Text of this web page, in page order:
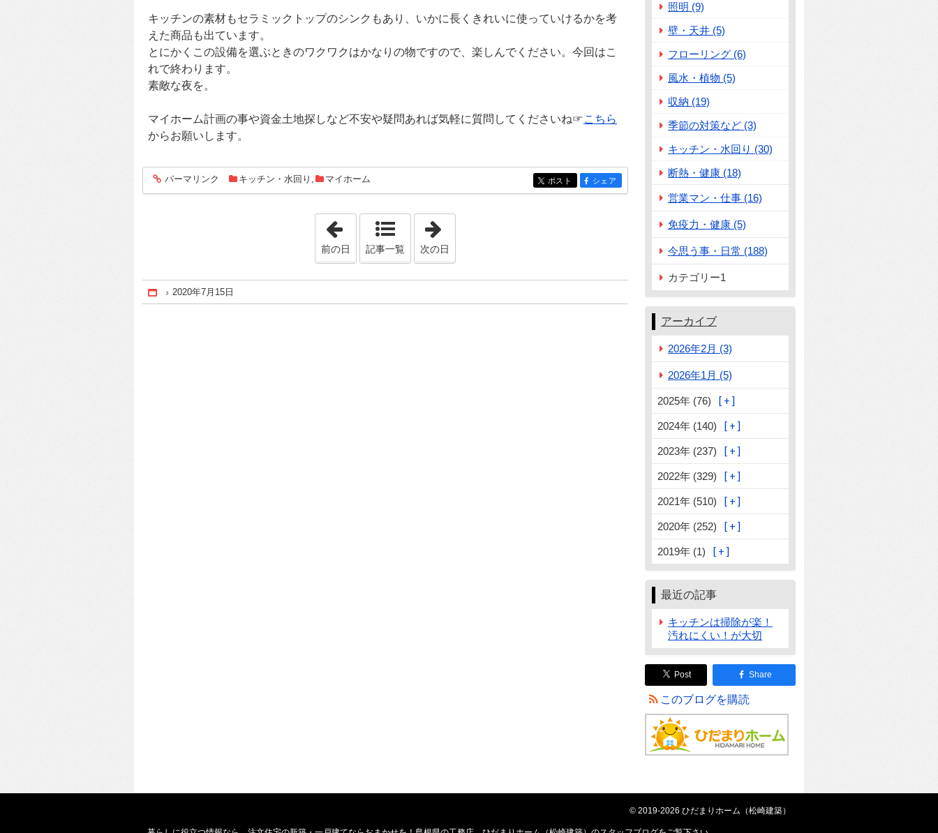
キッチンの素材もセラミックトップのシンクもあり、いかに長くきれいに使っていけるかを考
えた商品も出ています。
とにかくこの設備を選ぶときのワクワクはかなりの物ですので、楽しんでください。今回はこ
れで終わります。
素敵な夜を。
マイホーム計画の事や資金土地探しなど不安や疑問あれば気軽に質問してくださいね☞こちら
からお願いします。
entry309
パーマリンク キッチン・水回り マイホーム entry309
ポスト entry309
シェア
「2020年7月14日」
前の日 記事一覧 次の日
Home
2020年7月15日
照明 (9)
壁・天井 (5)
フローリング (6)
風水・植物 (5)
収納 (19)
季節の対策など (3)
キッチン・水回り (30)
断熱・健康 (18)
営業マン・仕事 (16)
免疫力・健康 (5)
今思う事・日常 (188)
カテゴリー1
アーカイブ
2026年2月 (3)
2026年1月 (5)
2025年 (76)
2024年 (140)
2023年 (237)
2022年 (329)
2021年 (510)
2020年 (252)
2019年 (1)
最近の記事
キッチンは掃除が楽！
汚れにくい！が大切
Post Share
このブログを購読
© 2019-2026 ひだまりホーム（松崎建築）